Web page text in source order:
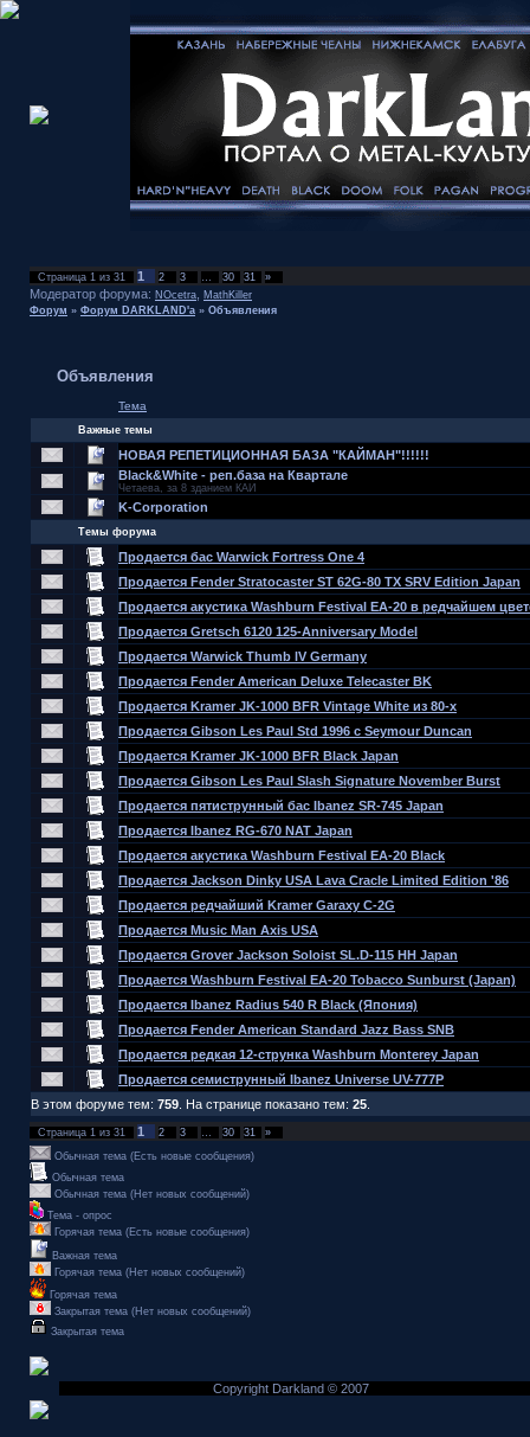
Страница 1 из 31 1 2 3 … 30 31 »
Модератор форума: NOcetra
MathKiller
Форум » Форум DARKLAND'а » Объявления
Объявления
Тема
Важные темы
НОВАЯ РЕПЕТИЦИОННАЯ БАЗА "КАЙМАН"!!!!!!
Black&White - реп.база на Квартале
Четаева, за 8 зданием КАИ
K-Corporation
Темы форума
Продается бас Warwick Fortress One 4
Продается Fender Stratocaster ST 62G-80 TX SRV Edition Japan
Продается акустика Washburn Festival EA-20 в редчайшем
Продается Gretsch 6120 125-Anniversary Model
Продается Warwick Thumb lV Germany
Продается Fender American Deluxe Telecaster BK
Продается Kramer JK-1000 BFR Vintage White из 80-х
Продается Gibson Les Paul Std 1996 с Seymour Duncan
Продается Kramer JK-1000 BFR Black Japan
Продается Gibson Les Paul Slash Signature November Burst
Продается пятиструнный бас Ibanez SR-745 Japan
Продается Ibanez RG-670 NAT Japan
Продается акустика Washburn Festival EA-20 Black
Продается Jackson Dinky USA Lava Cracle Limited Edition '86
Продается редчайший Kramer Garaxy C-2G
Продается Music Man Axis USA
Продается Grover Jackson Soloist SL.D-115 HH Japan
Продается Washburn Festival EA-20 Tobacco Sunburst (Japan)
Продается Ibanez Radius 540 R Black (Япония)
Продается Fender American Standard Jazz Bass SNB
Продается редкая 12-струнка Washburn Monterey Japan
Продается семиструнный Ibanez Universe UV-777P
В этом форуме тем: 759 . На странице показано тем: 25
Страница 1 из 31 1 2 3 … 30 31
»
Обычная тема (Есть новые сообщения)
Обычная тема
Обычная тема (Нет новых сообщений)
Тема - опрос
Горячая тема (Есть новые сообщения)
Важная тема
Горячая тема (Нет новых сообщений)
Горячая тема
Закрытая тема (Нет новых сообщений)
Закрытая тема
Copyright Darkland © 2007